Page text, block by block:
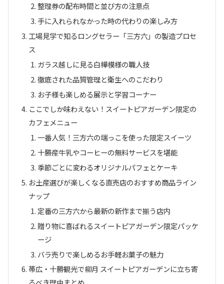
整理券の配布時間と並び方の注意点
手に入れられなかった時の代わりの楽しみ方
工場見学で知るロングセラー「三方六」の製造プロセ
ス
ガラス越しに見る白樺模様の職人技
徹底された品質管理と衛生へのこだわり
お子様も楽しめる展示と学習コーナー
ここでしか味わえない！スイートピアガーデン限定の
カフェメニュー
一番人気！三方六の端っこを使った限定スイーツ
十勝産牛乳やコーヒーの無料サービスを堪能
季節ごとに変わるオリジナルパフェとケーキ
お土産選びが楽しくなる直売店のおすすめ商品ライン
ナップ
定番の三方六から最新の新作まで揃う店内
贈り物に喜ばれるスイートピアガーデン限定パッケ
ージ
バラ売りで楽しめるお手軽お菓子の魅力
帯広・十勝観光で柳月 スイートピアガーデンに立ち寄